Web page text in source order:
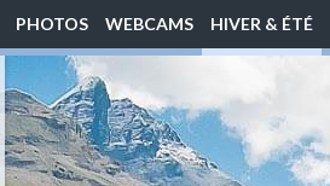
PHOTOS WEBCAMS HIVER & ÉTÉ